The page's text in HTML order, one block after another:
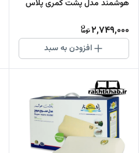
هوشمند مدل پشت کمری پلاس
2,749,000
افزودن به سبد